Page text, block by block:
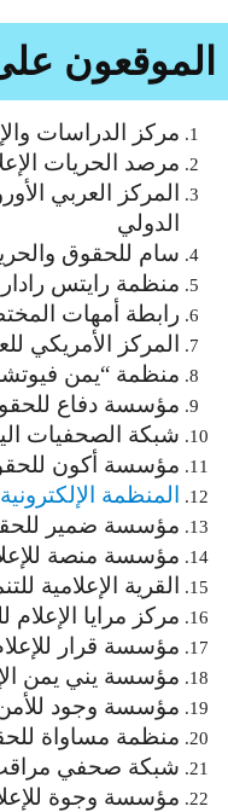
الموقعون
مركز الدراسات
مرصد الحريات
المركز العربي
الدولي
سام للحقوق
منظمة رايتس
رابطة أمهات
المركز الأمريكي
منظمة “يمن فيوتشر”
مؤسسة دفاع
شبكة الصحفيات
مؤسسة أكون
المنظمة
مؤسسة ضمير
مؤسسة منصة
القرية الإعلامية
مركز مرايا الإعلام
مؤسسة قرار
مؤسسة يني يمن
مؤسسة وجود للأمن
منظمة مساواة
شبكة صحفي
مؤسسة وجوة